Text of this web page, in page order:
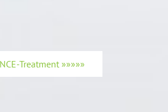
Treatment »»»»»